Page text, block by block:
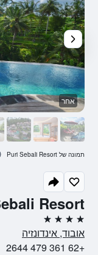
Resort
4 כוכבים
אובוד, אינדונזיה
+62 361 479 2644
אחר
תמונה של Puri Sebali Resort